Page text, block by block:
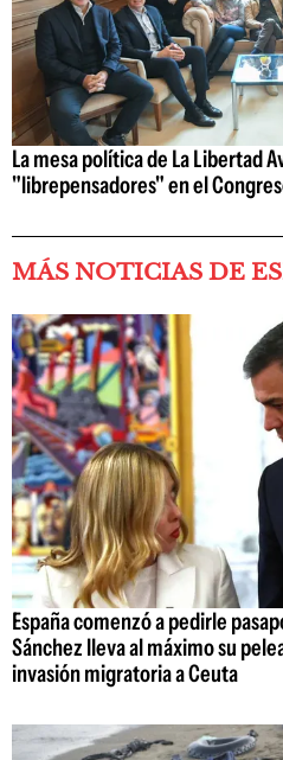
La mesa política de La Libertad
"librepensadores" en el
MÁS NOTICIAS DE
España comenzó a pedirle
Sánchez lleva al máximo su
invasión migratoria a Ceuta